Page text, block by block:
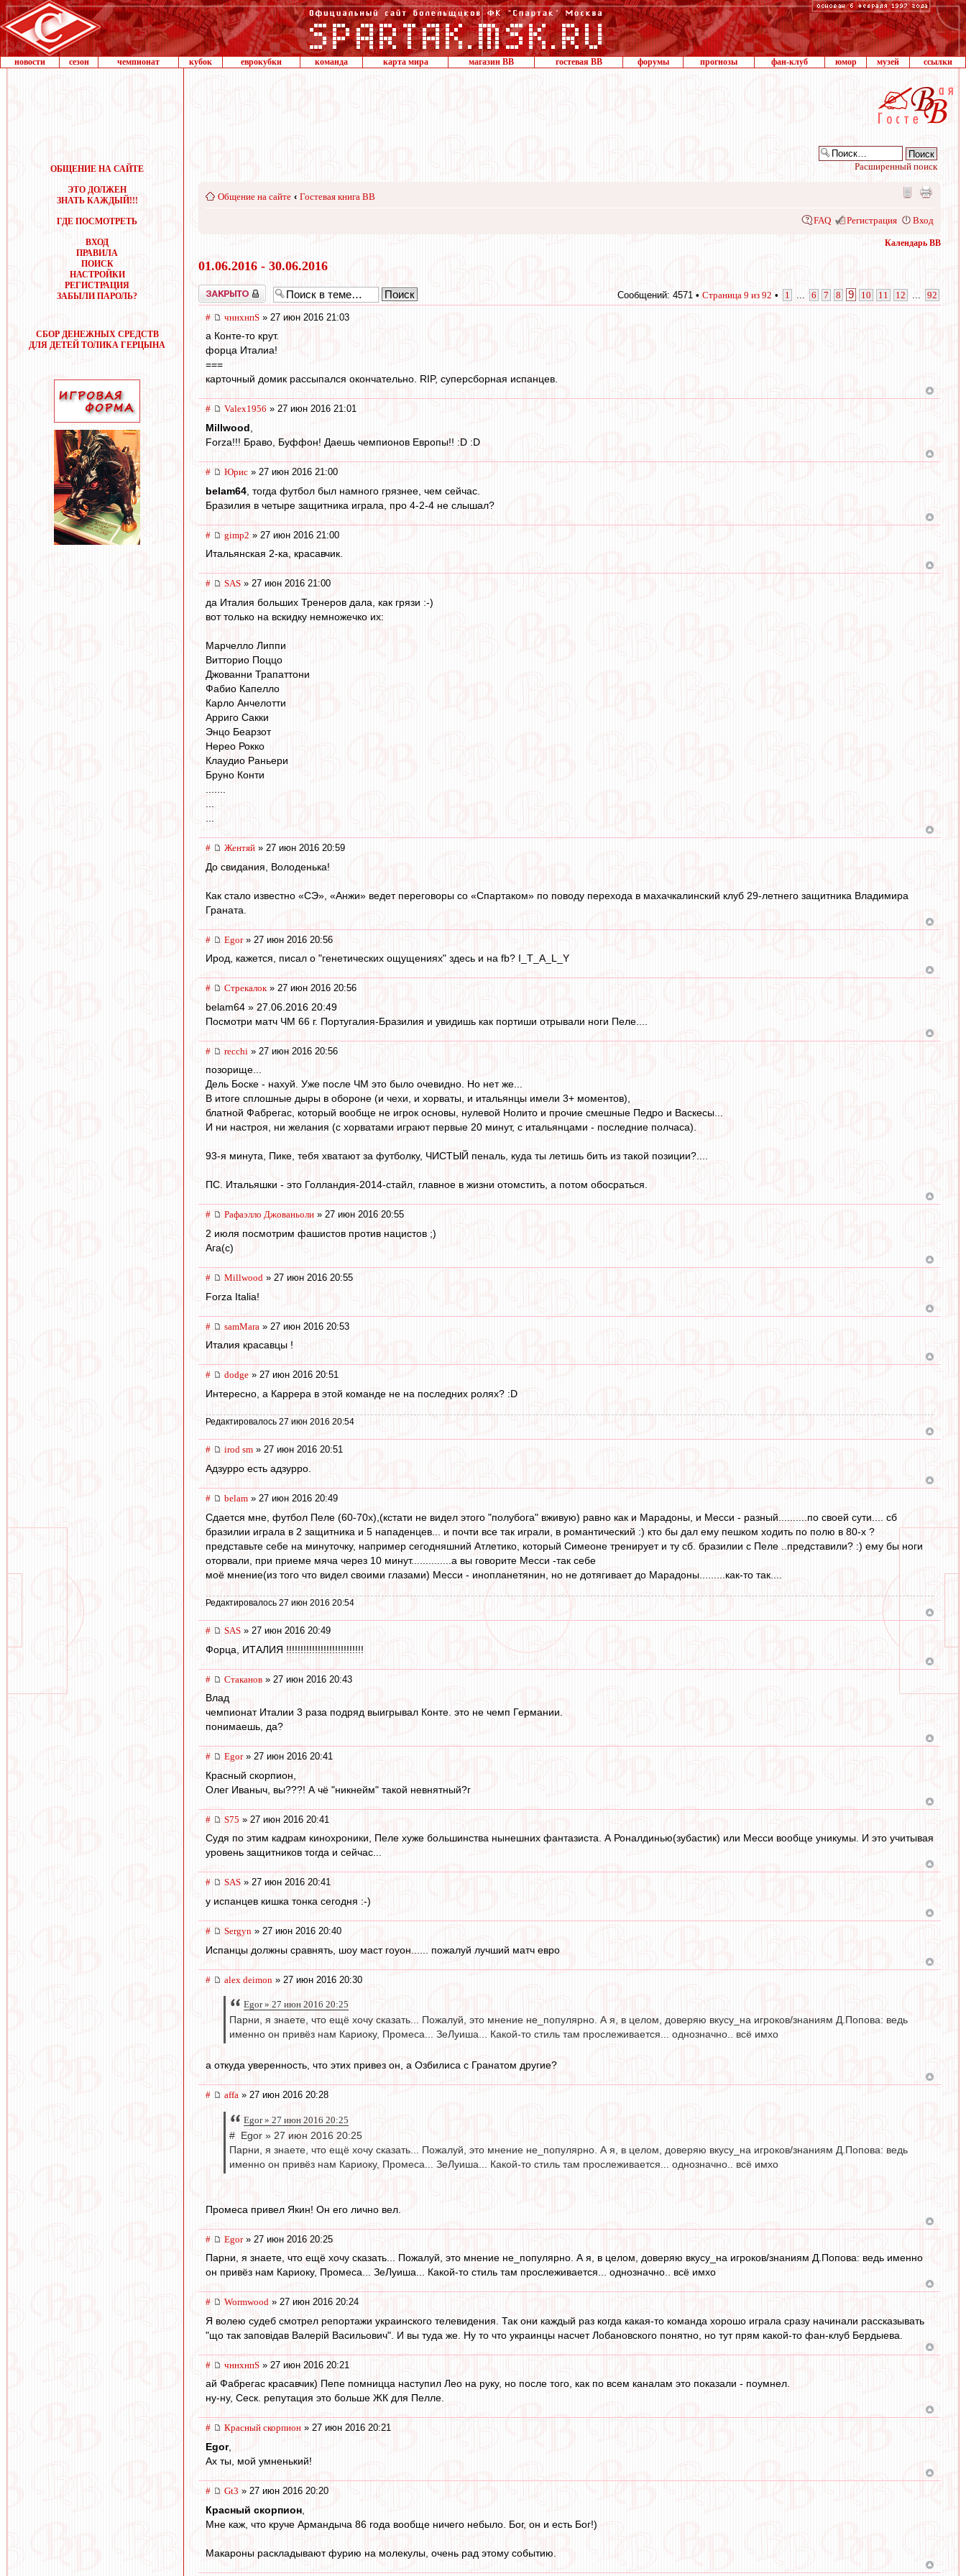
новости сезон чемпионат кубок еврокубки команда карта мира магазин ВВ гостевая ВВ форумы прогнозы фан-клуб юмор музей ссылки
ОБЩЕНИЕ НА САЙТЕ
ЭТО ДОЛЖЕН
ЗНАТЬ КАЖДЫЙ!!!
ГДЕ ПОСМОТРЕТЬ
ВХОД
ПРАВИЛА
ПОИСК
НАСТРОЙКИ
РЕГИСТРАЦИЯ
ЗАБЫЛИ ПАРОЛЬ?
СБОР ДЕНЕЖНЫХ СРЕДСТВ
ДЛЯ ДЕТЕЙ ТОЛИКА ГЕРЦЫНА
Расширенный поиск
Общение на сайте ‹ Гостевая книга ВВ
FAQ Регистрация Вход
Календарь ВВ
01.06.2016 - 30.06.2016
Закрыто Сообщений: 4571 • Страница 9 из 92 • 1 6 7 8 9 10 11 12 92
# чннхнпS » 27 июн 2016 21:03
а Конте-то крут.
форца Италиа!
===
карточный домик рассыпался окончательно. RIP, суперсборная испанцев.
# Valex1956 » 27 июн 2016 21:01
Millwood
Forza!!! Браво, Буффон! Даешь чемпионов Европы!! :D :D
# Юрис » 27 июн 2016 21:00
belam64 , тогда футбол был намного грязнее, чем сейчас.
Бразилия в четыре защитника играла, про 4-2-4 не слышал?
# gimp2 » 27 июн 2016 21:00
Итальянская 2-ка, красавчик.
# SAS » 27 июн 2016 21:00
да Италия больших Тренеров дала, как грязи :-)
вот только на вскидку немножечко их:
Марчелло Липпи
Витторио Поццо
Джованни Трапаттони
Фабио Капелло
Карло Анчелотти
Арриго Сакки
Энцо Беарзот
Нерео Рокко
Клаудио Раньери
Бруно Конти
# Жентяй » 27 июн 2016 20:59
До свидания, Володенька!
Как стало известно «СЭ», «Анжи» ведет переговоры со «Спартаком» по поводу перехода в махачкалинский клуб 29-летнего защитника Владимира
Граната.
# Egor» 27 июн 2016 20:56
Ирод, кажется, писал о "генетических ощущениях" здесь и на fb? I_Т_А_L_Y
# Стрекалок» 27 июн 2016 20:56
belam64 » 27.06.2016 20:49
Посмотри матч ЧМ 66 г. Португалия-Бразилия и увидишь как портиши отрывали ноги Пеле....
# recchi » 27 июн 2016 20:56
позорище...
Дель Боске - нахуй. Уже после ЧМ это было очевидно. Но нет же...
В итоге сплошные дыры в обороне (и чехи, и хорваты, и итальянцы имели 3+ моментов),
блатной Фабрегас, который вообще не игрок основы, нулевой Нолито и прочие смешные Педро и Васкесы...
И ни настроя, ни желания (с хорватами играют первые 20 минут, с итальянцами - последние полчаса).
93-я минута, Пике, тебя хватают за футболку, ЧИСТЫЙ пеналь, куда ты летишь бить из такой позиции?....
ПС. Итальяшки - это Голландия-2014-стайл, главное в жизни отомстить, а потом обосраться.
# Рафаэлло Джованьоли » 27 июн 2016 20:55
2 июля посмотрим фашистов против нацистов ;)
Ага(с)
# Millwood » 27 июн 2016 20:55
Forza Italia!
# samMara » 27 июн 2016 20:53
Италия красавцы !
# dodge » 27 июн 2016 20:51
Интересно, а Каррера в этой команде не на последних ролях? :D
Редактировалось 27 июн 2016 20:54
# irod sm » 27 июн 2016 20:51
Адзурро есть адзурро.
# belam » 27 июн 2016 20:49
Сдается мне, футбол Пеле (60-70х),(кстати не видел этого "полубога" вживую) равно как и Марадоны, и Месси - разный..........по своей сути.... сб
бразилии играла в 2 защитника и 5 нападенцев... и почти все так играли, в романтический :) кто бы дал ему пешком ходить по полю в 80-х ?
представьте себе на минуточку, например сегодняшний Атлетико, который Симеоне тренирует и ту сб. бразилии с Пеле ..представили? :) ему бы ноги
оторвали, при приеме мяча через 10 минут..............а вы говорите Месси -так себе
моё мнение(из того что видел своими глазами) Месси - инопланетянин, но не дотягивает до Марадоны.........как-то так....
Редактировалось 27 июн 2016 20:54
# SAS » 27 июн 2016 20:49
Форца, ИТАЛИЯ !!!!!!!!!!!!!!!!!!!!!!!!!!!
# Cтаканов » 27 июн 2016 20:43
Влад
чемпионат Италии 3 раза подряд выигрывал Конте. это не чемп Германии.
понимаешь, да?
# Egor» 27 июн 2016 20:41
Красный скорпион,
Олег Иваныч, вы???! А чё "никнейм" такой невнятный?г
# S75 » 27 июн 2016 20:41
Судя по этим кадрам кинохроники, Пеле хуже большинства нынешних фантазиста. А Роналдинью(зубастик) или Месси вообще уникумы. И это учитывая
уровень защитников тогда и сейчас...
# SAS » 27 июн 2016 20:41
у испанцев кишка тонка сегодня :-)
# Sergyn » 27 июн 2016 20:40
Испанцы должны сравнять, шоу маст гоуон...... пожалуй лучший матч евро
# alex deimon » 27 июн 2016 20:30
Egor » 27 июн 2016 20:25
Парни, я знаете, что ещё хочу сказать... Пожалуй, это мнение не_популярно. А я, в целом, доверяю вкусу_на игроков/знаниям Д.Попова: ведь
именно он привёз нам Кариоку, Промеса... ЗеЛуиша... Какой-то стиль там прослеживается... однозначно.. всё имхо
а откуда уверенность, что этих привез он, а Озбилиса с Гранатом другие?
# affa » 27 июн 2016 20:28
Egor » 27 июн 2016 20:25
# Egor » 27 июн 2016 20:25
Парни, я знаете, что ещё хочу сказать... Пожалуй, это мнение не_популярно. А я, в целом, доверяю вкусу_на игроков/знаниям Д.Попова: ведь
именно он привёз нам Кариоку, Промеса... ЗеЛуиша... Какой-то стиль там прослеживается... однозначно.. всё имхо
Промеса привел Якин! Он его лично вел.
# Egor» 27 июн 2016 20:25
Парни, я знаете, что ещё хочу сказать... Пожалуй, это мнение не_популярно. А я, в целом, доверяю вкусу_на игроков/знаниям Д.Попова: ведь именно
он привёз нам Кариоку, Промеса... ЗеЛуиша... Какой-то стиль там прослеживается... однозначно.. всё имхо
# Wormwood » 27 июн 2016 20:24
Я волею судеб смотрел репортажи украинского телевидения. Так они каждый раз когда какая-то команда хорошо играла сразу начинали рассказывать
"що так заповiдав Валерiй Васильович". И вы туда же. Ну то что украинцы насчет Лобановского понятно, но тут прям какой-то фан-клуб Бердыева.
# чннхнпS » 27 июн 2016 20:21
ай Фабрегас красавчик) Пепе помницца наступил Лео на руку, но после того, как по всем каналам это показали - поумнел.
ну-ну, Сеск. репутация это больше ЖК для Пелле.
# Красный скорпион » 27 июн 2016 20:21
Egor,
Ах ты, мой умненький!
# Gt3 » 27 июн 2016 20:20
Красный скорпион
Мне каж, что круче Армандыча 86 года вообще ничего небыло. Бог, он и есть Бог!)
Макароны раскладывают фурию на молекулы, очень рад этому событию.